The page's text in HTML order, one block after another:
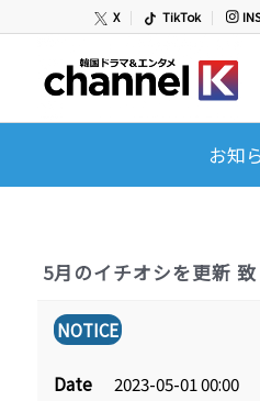
X TikTok
お知
5月のイチオシを更新 致
NOTICE
Date 2023-05-01 00:00